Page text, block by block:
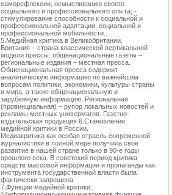
саморефлексии, осмысливанию своего
социального и профессионального опыта; -
стимулирование способности к социальной и
профессиональной адаптации, социальной и
профессиональной мобильности.
5.Медийная критика в Великобритании.
Британия – страна классической вертикальной
модели прессы: общенациональные газеты –
региональные издания – местная пресса.
Общенациональная пресса содержит
аналитическую информацию по важнейшим
вопросам политики, экономики, культуры страны
и мира, а также общенациональную и
зарубежную информацию. Региональная
(провинциальная) – рупор локальных новостей и
рекламы местных универмагов. Газетно-
издательская продукция 6.Становление
медийной критики в России.
Медиакритика как особая отрасль современной
журналистики в полной мере получила свое
развитие в нашей стране только в 90-е годы
прошлого века. В советский период критика
средств массовой информации и пропаганды как
инструмента государственной власти была
фактически запрещена.
7.Функции медийной критики.